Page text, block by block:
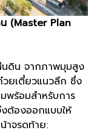
น (Master Plan
นดิน จากภาพมุมสูง
วยเตี๋ยวแนวลึก ซึ่ง
พร้อมสำหรับการ
ต้องออกแบบให้
าจรดท้าย: